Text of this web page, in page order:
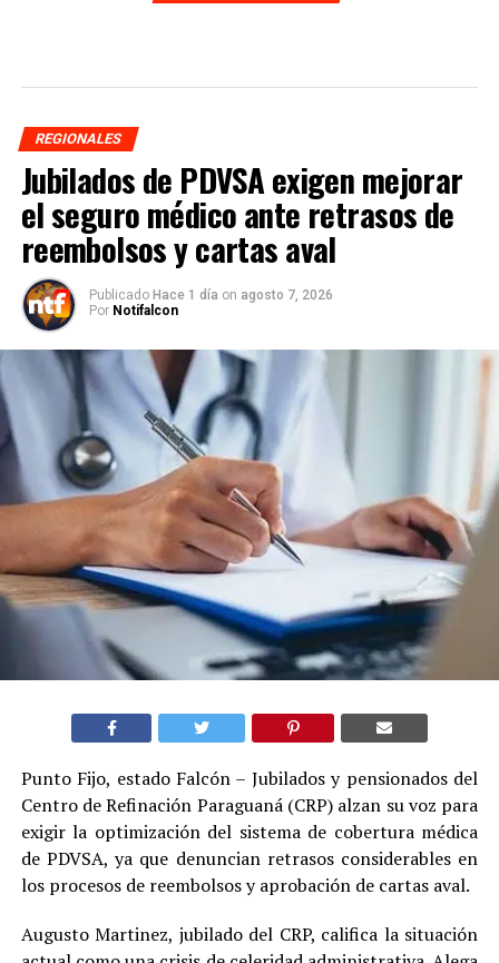
REGIONALES
Jubilados de PDVSA exigen mejorar
el seguro médico ante retrasos de
reembolsos y cartas aval
Publicado Hace 1 día on agosto 7, 2026
Por Notifalcon
Punto Fijo, estado Falcón – Jubilados y pensionados del
Centro de Refinación Paraguaná (CRP) alzan su voz para
exigir la optimización del sistema de cobertura médica
de PDVSA, ya que denuncian retrasos considerables en
los procesos de reembolsos y aprobación de cartas aval.
Augusto Martinez, jubilado del CRP, califica la situación